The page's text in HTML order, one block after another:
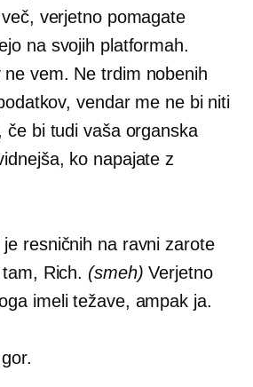
verjetno pomagate
na svojih platformah.
ne vem. Ne trdim nobenih
vendar me ne bi niti
če bi tudi vaša organska
ko napajate z
resničnih na ravni zarote
Rich. (smeh) Verjetno
imeli težave, ampak ja.